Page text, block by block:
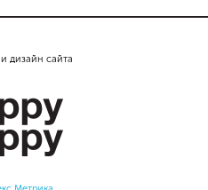
дизайн сайта